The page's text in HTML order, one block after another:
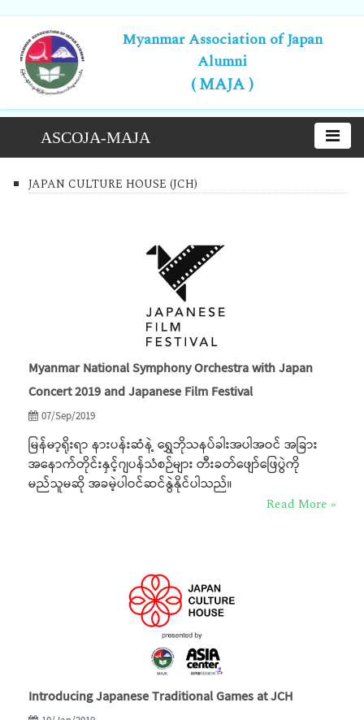
Myanmar Association of Japan
Alumni
( MAJA )
ASCOJA-MAJA
JAPAN CULTURE HOUSE (JCH)
Myanmar National Symphony Orchestra with Japan
Concert 2019 and Japanese Film Festival
07/Sep/2019
မြန်မာ့ရိုးရာ နားပန်းဆံနဲ့ ရွှေဘိုသနပ်ခါးအပါအဝင် အခြား
အနောက်တိုင်းနှင့်ဂျပန်သံစဉ်များ တီးခတ်ဖျော်ဖြေပွဲကို
မည်သူမဆို အခမဲ့ပါဝင်ဆင်နွဲနိုင်ပါသည်။
Read More »
Introducing Japanese Traditional Games at JCH